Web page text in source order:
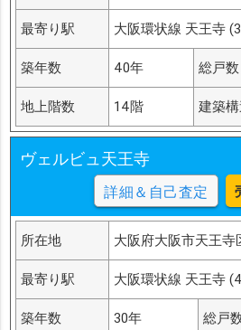
最寄り駅 大阪環状線 天王寺
築年数 40年 総戸数
地上階数 14階 建築
ヴェルビュ天王寺
詳細＆自己査定
所在地 大阪府大阪市天王寺
最寄り駅 大阪環状線 天王寺
築年数 30年 総戸